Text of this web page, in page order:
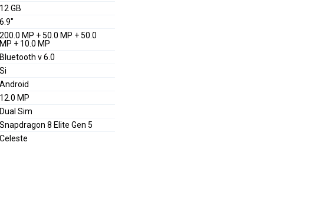
12 GB
6.9"
200.0 MP + 50.0 MP + 50.0
MP + 10.0 MP
Bluetooth v 6.0
Si
Android
12.0 MP
Dual Sim
Snapdragon 8 Elite Gen 5
Celeste